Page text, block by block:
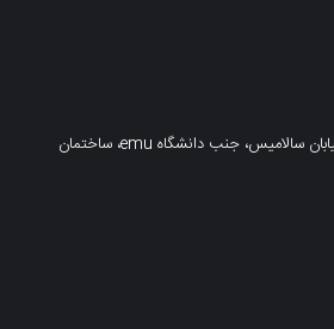
قبرس شمالی، فاماگوستا، خیابان سالامیس، جنب دانشگاه emu، ساختمان